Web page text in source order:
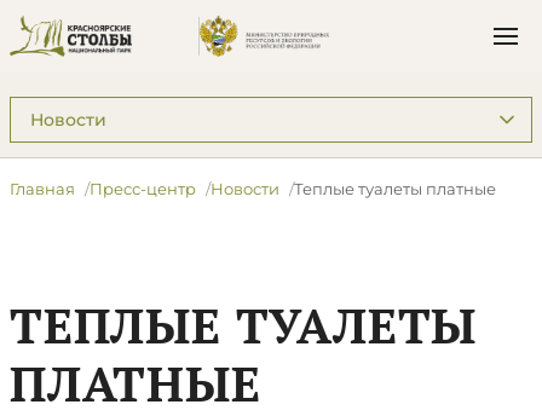
Подразделы: Пресс-центр
Главная Пресс-центр Новости Теплые туалеты платные
ТЕПЛЫЕ ТУАЛЕТЫ
ПЛАТНЫЕ